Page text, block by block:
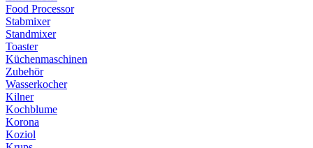
Food Processor
Stabmixer
Standmixer
Toaster
Küchenmaschinen
Zubehör
Wasserkocher
Kilner
Kochblume
Korona
Koziol